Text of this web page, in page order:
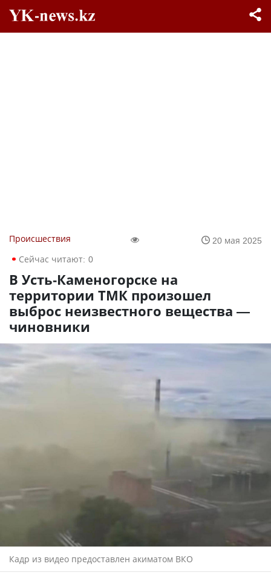
Происшествия
20 мая 2025
Сейчас читают: 0
В Усть-Каменогорске на
территории ТМК произошел
выброс неизвестного вещества —
чиновники
Кадр из видео предоставлен акиматом ВКО